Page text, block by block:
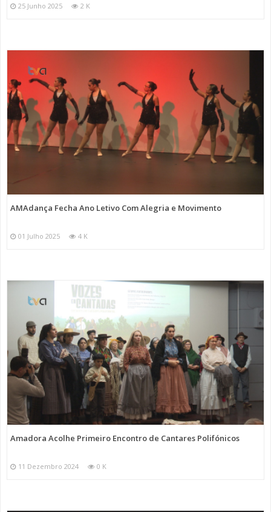
25 Junho 2025 2 K
AMAdança Fecha Ano Letivo Com Alegria e Movimento
01 Julho 2025 4 K
Amadora Acolhe Primeiro Encontro de Cantares Polifónicos
11 Dezembro 2024 0 K